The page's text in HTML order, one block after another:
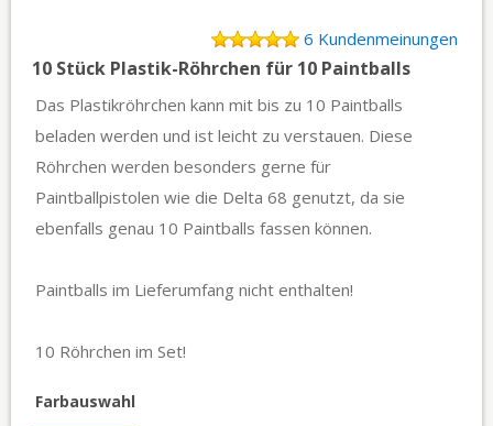
6 Kundenmeinungen
10 Stück Plastik-Röhrchen für 10 Paintballs
Das Plastikröhrchen kann mit bis zu 10 Paintballs
beladen werden und ist leicht zu verstauen. Diese
Röhrchen werden besonders gerne für
Paintballpistolen wie die Delta 68 genutzt, da sie
ebenfalls genau 10 Paintballs fassen können.
Paintballs im Lieferumfang nicht enthalten!
10 Röhrchen im Set!
Farbauswahl